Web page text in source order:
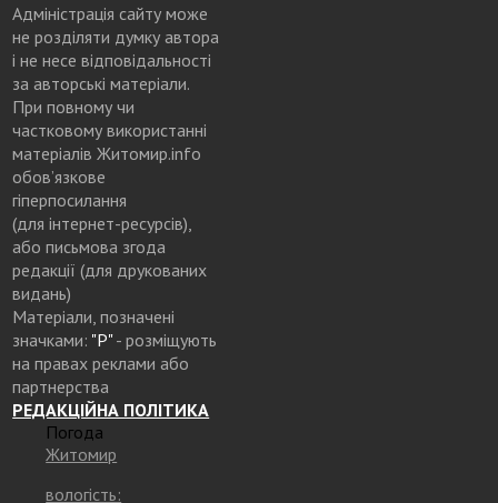
Адміністрація сайту може
не розділяти думку автора
і не несе відповідальності
за авторські матеріали.
При повному чи
частковому використанні
матеріалів Житомир.info
обов’язкове
гіперпосилання
(для інтернет-ресурсів),
або письмова згода
редакції (для друкованих
видань)
Матеріали, позначені
значками: "Р"- розміщують
на правах реклами або
партнерства
РЕДАКЦІЙНА ПОЛІТИКА
Погода
Житомир
вологість: